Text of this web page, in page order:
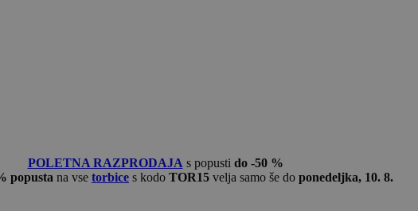
POLETNA RAZPRODAJA s popusti do -50 %
popusta na vse torbice s kodo TOR15 velja samo še do ponedeljka, 10. 8.